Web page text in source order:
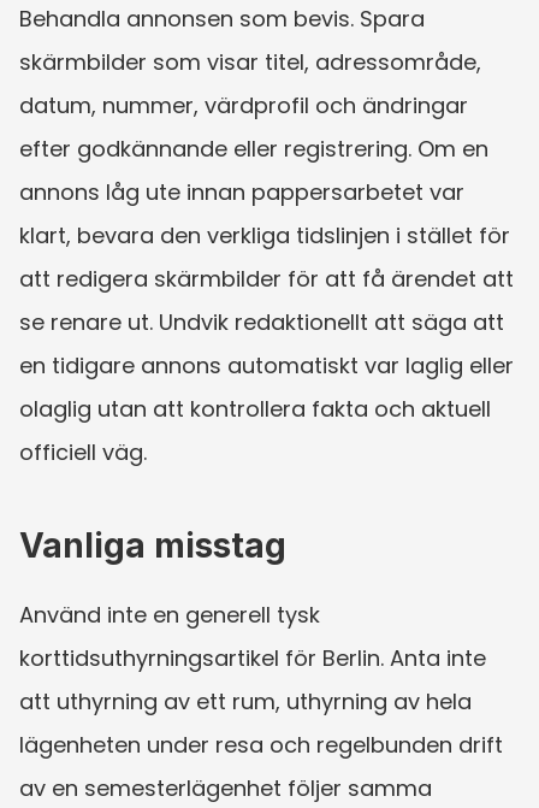
Behandla annonsen som bevis. Spara
skärmbilder som visar titel, adressområde,
datum, nummer, värdprofil och ändringar
efter godkännande eller registrering. Om en
annons låg ute innan pappersarbetet var
klart, bevara den verkliga tidslinjen i stället för
att redigera skärmbilder för att få ärendet att
se renare ut. Undvik redaktionellt att säga att
en tidigare annons automatiskt var laglig eller
olaglig utan att kontrollera fakta och aktuell
officiell väg.
Vanliga misstag
Använd inte en generell tysk
korttidsuthyrningsartikel för Berlin. Anta inte
att uthyrning av ett rum, uthyrning av hela
lägenheten under resa och regelbunden drift
av en semesterlägenhet följer samma